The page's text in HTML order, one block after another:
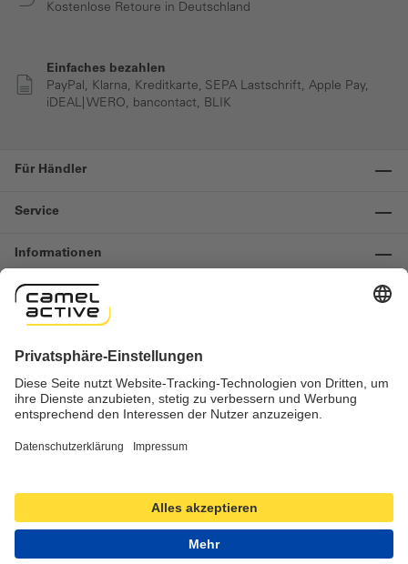
Kostenlose Retoure in Deutschland
Einfaches bezahlen
PayPal, Klarna, Kreditkarte, SEPA Lastschrift, Apple Pay,
iDEAL| WERO, bancontact, BLIK
Für Händler
Service
Informationen
Kontakt
Widerruf